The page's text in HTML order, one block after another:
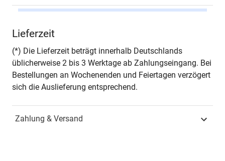
Seiten 432
ISBN
Lieferzeit
(*) Die Lieferzeit beträgt innerhalb Deutschlands
üblicherweise 2 bis 3 Werktage ab Zahlungseingang. Bei
Bestellungen an Wochenenden und Feiertagen verzögert
sich die Auslieferung entsprechend.
Zahlung & Versand